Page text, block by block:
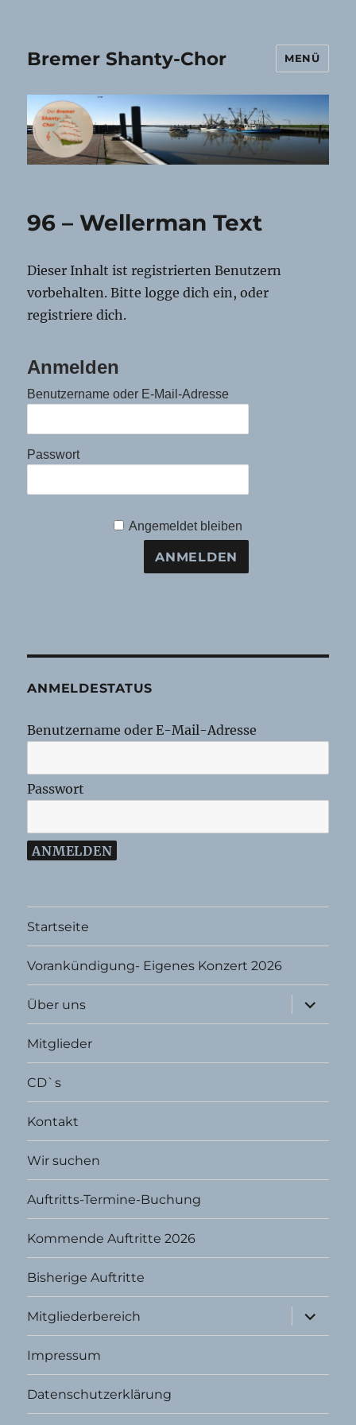
Bremer Shanty-Chor MENÜ
96 – Wellerman Text
Dieser Inhalt ist registrierten Benutzern
vorbehalten. Bitte logge dich ein, oder
registriere dich.
Anmelden
Benutzername oder E-Mail-Adresse
Passwort
Angemeldet bleiben
ANMELDESTATUS
Benutzername oder E-Mail-Adresse
Passwort
Startseite
Vorankündigung- Eigenes Konzert 2026
Über uns
öffnen
Mitglieder
CD`s
Kontakt
Wir suchen
Auftritts-Termine-Buchung
Kommende Auftritte 2026
Bisherige Auftritte
Mitgliederbereich
öffnen
Impressum
Datenschutzerklärung